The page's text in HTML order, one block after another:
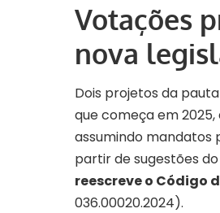
Votações
nova
Dois projetos da
que começa em
assumindo mandatos
partir de sugestões
reescreve o Código
036.00020.2024).